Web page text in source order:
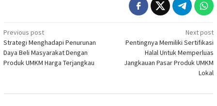
Post
navigation
Previous post
Strategi Menghadapi Penurunan
Daya Beli Masyarakat Dengan
Produk UMKM Harga Terjangkau
Next post
Pentingnya Memiliki Sertifikasi
Halal Untuk Memperluas
Jangkauan Pasar Produk UMKM
Lokal